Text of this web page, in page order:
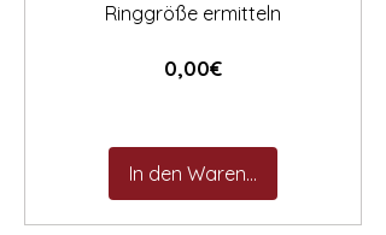
Ringgröße ermitteln
0,00€Preis
In den Warenkorb